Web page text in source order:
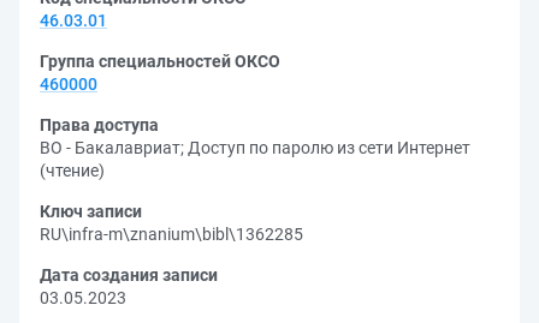
46.03.01
Группа специальностей ОКСО
460000
Права доступа
ВО - Бакалавриат; Доступ по паролю из сети Интернет
(чтение)
Ключ записи
RU\infra-m\znanium\bibl\1362285
Дата создания записи
03.05.2023